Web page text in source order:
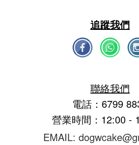
追蹤我們
聯絡我們
電話：6799
營業時間：12:00 -
EMAIL: